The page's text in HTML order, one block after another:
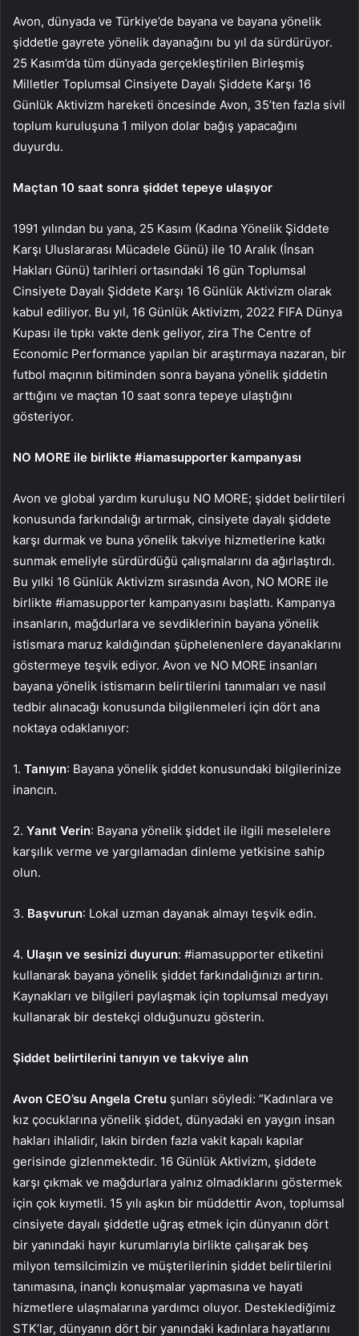
Avon, dünyada ve Türkiye’de bayana ve bayana yönelik
şiddetle gayrete yönelik dayanağını bu yıl da sürdürüyor.
25 Kasım’da tüm dünyada gerçekleştirilen Birleşmiş
Milletler Toplumsal Cinsiyete Dayalı Şiddete Karşı 16
Günlük Aktivizm hareketi öncesinde Avon, 35’ten fazla sivil
toplum kuruluşuna 1 milyon dolar bağış yapacağını
duyurdu.
Maçtan 10 saat sonra şiddet tepeye ulaşıyor
1991 yılından bu yana, 25 Kasım (Kadına Yönelik Şiddete
Karşı Uluslararası Mücadele Günü) ile 10 Aralık (İnsan
Hakları Günü) tarihleri ortasındaki 16 gün Toplumsal
Cinsiyete Dayalı Şiddete Karşı 16 Günlük Aktivizm olarak
kabul ediliyor. Bu yıl, 16 Günlük Aktivizm, 2022 FIFA Dünya
Kupası ile tıpkı vakte denk geliyor, zira The Centre of
Economic Performance yapılan bir araştırmaya nazaran, bir
futbol maçının bitiminden sonra bayana yönelik şiddetin
arttığını ve maçtan 10 saat sonra tepeye ulaştığını
gösteriyor.
NO MORE ile birlikte #iamasupporter kampanyası
Avon ve global yardım kuruluşu NO MORE; şiddet belirtileri
konusunda farkındalığı artırmak, cinsiyete dayalı şiddete
karşı durmak ve buna yönelik takviye hizmetlerine katkı
sunmak emeliyle sürdürdüğü çalışmalarını da ağırlaştırdı.
Bu yılki 16 Günlük Aktivizm sırasında Avon, NO MORE ile
birlikte #iamasupporter kampanyasını başlattı. Kampanya
insanların, mağdurlara ve sevdiklerinin bayana yönelik
istismara maruz kaldığından şüphelenenlere dayanaklarını
göstermeye teşvik ediyor. Avon ve NO MORE insanları
bayana yönelik istismarın belirtilerini tanımaları ve nasıl
tedbir alınacağı konusunda bilgilenmeleri için dört ana
noktaya odaklanıyor:
1. Tanıyın: Bayana yönelik şiddet konusundaki bilgilerinize
inancın.
2. Yanıt Verin: Bayana yönelik şiddet ile ilgili meselelere
karşılık verme ve yargılamadan dinleme yetkisine sahip
olun.
3. Başvurun: Lokal uzman dayanak almayı teşvik edin.
4. Ulaşın ve sesinizi duyurun: #iamasupporter etiketini
kullanarak bayana yönelik şiddet farkındalığınızı artırın.
Kaynakları ve bilgileri paylaşmak için toplumsal medyayı
kullanarak bir destekçi olduğunuzu gösterin.
Şiddet belirtilerini tanıyın ve takviye alın
Avon CEO’su Angela Cretu şunları söyledi: “Kadınlara ve
kız çocuklarına yönelik şiddet, dünyadaki en yaygın insan
hakları ihlalidir, lakin birden fazla vakit kapalı kapılar
gerisinde gizlenmektedir. 16 Günlük Aktivizm, şiddete
karşı çıkmak ve mağdurlara yalnız olmadıklarını göstermek
için çok kıymetli. 15 yılı aşkın bir müddettir Avon, toplumsal
cinsiyete dayalı şiddetle uğraş etmek için dünyanın dört
bir yanındaki hayır kurumlarıyla birlikte çalışarak beş
milyon temsilcimizin ve müşterilerinin şiddet belirtilerini
tanımasına, inançlı konuşmalar yapmasına ve hayati
hizmetlere ulaşmalarına yardımcı oluyor. Desteklediğimiz
STK’lar, dünyanın dört bir yanındaki kadınlara hayatlarını